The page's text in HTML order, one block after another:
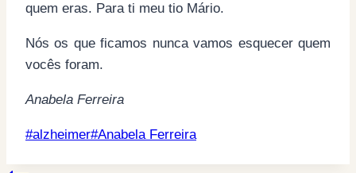
quem eras. Para ti meu tio Mário.
Nós os que ficamos nunca vamos esquecer quem
vocês foram.
Anabela Ferreira
Post
#alzheimer#Anabela Ferreira